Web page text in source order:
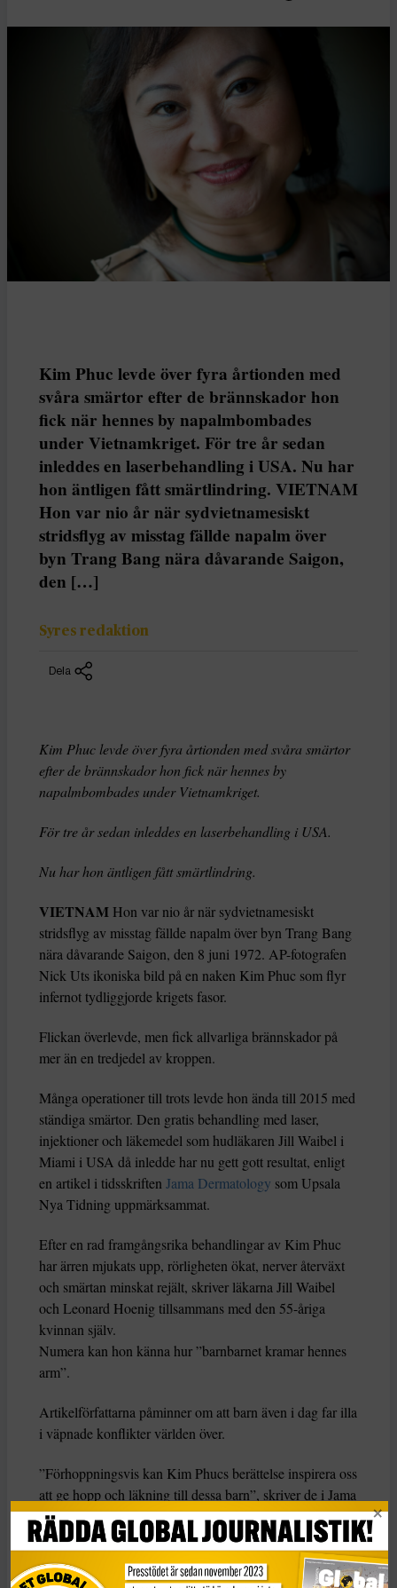
Kim Phuc levde över fyra årtionden med
svåra smärtor efter de brännskador hon
fick när hennes by napalmbombades
under Vietnamkriget. För tre år sedan
inleddes en laserbehandling i USA. Nu har
hon äntligen fått smärtlindring. VIETNAM
Hon var nio år när sydvietnamesiskt
stridsflyg av misstag fällde napalm över
byn Trang Bang nära dåvarande Saigon,
den […]
Syres redaktion
Dela
Kim Phuc levde över fyra årtionden med svåra smärtor
efter de brännskador hon fick när hennes by
napalmbombades under Vietnamkriget.
För tre år sedan inleddes en laserbehandling i USA.
Nu har hon äntligen fått smärtlindring.
VIETNAM Hon var nio år när sydvietnamesiskt
stridsflyg av misstag fällde napalm över byn Trang Bang
nära dåvarande Saigon, den 8 juni 1972. AP-fotografen
Nick Uts ikoniska bild på en naken Kim Phuc som flyr
infernot tydliggjorde krigets fasor.
Flickan överlevde, men fick allvarliga brännskador på
mer än en tredjedel av kroppen.
Många operationer till trots levde hon ända till 2015 med
ständiga smärtor. Den gratis behandling med laser,
injektioner och läkemedel som hudläkaren Jill Waibel i
Miami i USA då inledde har nu gett gott resultat, enligt
en artikel i tidsskriften Jama Dermatology som Upsala
Nya Tidning uppmärksammat.
Efter en rad framgångsrika behandlingar av Kim Phuc
har ärren mjukats upp, rörligheten ökat, nerver återväxt
och smärtan minskat rejält, skriver läkarna Jill Waibel
och Leonard Hoenig tillsammans med den 55-åriga
kvinnan själv.
Numera kan hon känna hur ”barnbarnet kramar hennes
arm”.
Artikelförfattarna påminner om att barn även i dag far illa
i väpnade konflikter världen över.
”Förhoppningsvis kan Kim Phucs berättelse inspirera oss
att ge hopp och läkning till dessa barn”, skriver de i Jama
Dermatology och avslutar:
”Kim Phucs fotografi är en kraftfull påminnelse om att
människor kan lida, växa och lära oss alla om fred,